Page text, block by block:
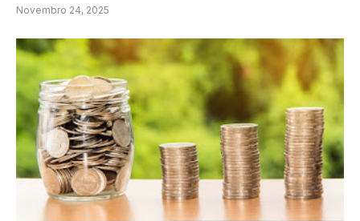
Novembro 24, 2025